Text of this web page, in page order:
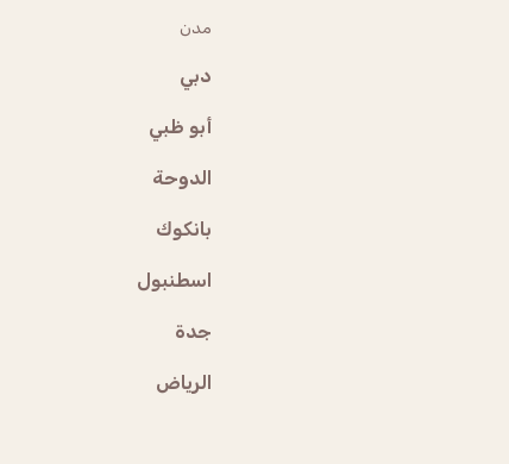
مدن
دبي
أبو ظبي
الدوحة
بانكوك
اسطنبول
جدة
الرياض